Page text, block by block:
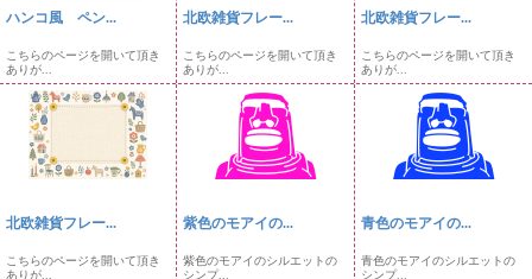
ハンコ風 ペン...
こちらのページを開いて頂き
ありが...
北欧雑貨フレー...
こちらのページを開いて頂き
ありが...
北欧雑貨フレー...
こちらのページを開いて頂き
ありが...
北欧雑貨フレー...
こちらのページを開いて頂き
ありが...
紫色のモアイの...
紫色のモアイのシルエットの
シンプ...
青色のモアイの...
青色のモアイのシルエットの
シンプ...